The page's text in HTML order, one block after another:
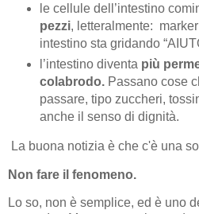
le cellule dell’intestino
pezzi, letteralmente:
intestino sta gridando
l’intestino diventa più
colabrodo.Passano cose
passare, tipo zuccheri,
anche il senso di dignità.
La buona notizia è che c'è una
Non fare il fenomeno.
Lo so, non è semplice, ed è uno